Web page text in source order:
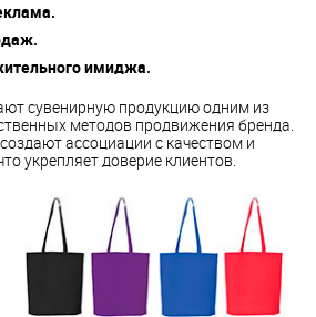
имиджа.
сувенирную продукцию одним из
методов продвижения бренда.
ассоциации с качеством и
укрепляет доверие клиентов.